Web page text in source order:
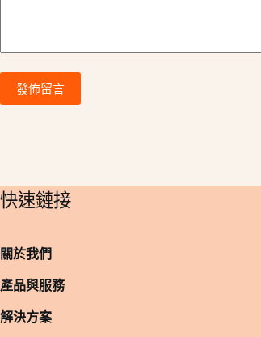
發佈留言
​快速鏈接
關於我們
產品與服務
解決方案